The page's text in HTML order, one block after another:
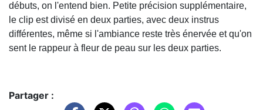
débuts, on l'entend bien. Petite précision supplémentaire,
le clip est divisé en deux parties, avec deux instrus
différentes, même si l'ambiance reste très énervée et qu'on
sent le rappeur à fleur de peau sur les deux parties.
Partager :